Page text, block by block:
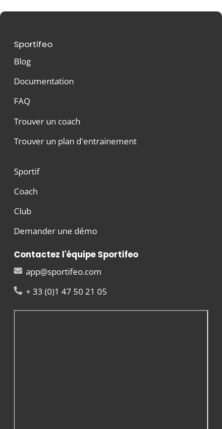
Sportifeo
Blog
Documentation
FAQ
Trouver un coach
Trouver un plan d'entrainement
Sportif
Coach
Club
Demander une démo
Contactez l'équipe Sportifeo
app@sportifeo.com
+ 33 (0)1 47 50 21 05